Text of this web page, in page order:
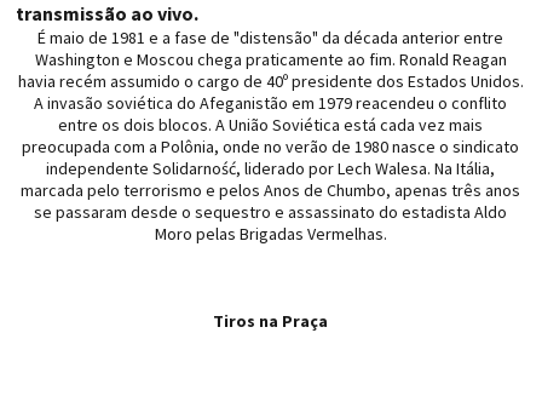
transmissão ao vivo.
É maio de 1981 e a fase de "distensão" da década anterior entre
Washington e Moscou chega praticamente ao fim. Ronald Reagan
havia recém assumido o cargo de 40º presidente dos Estados Unidos.
A invasão soviética do Afeganistão em 1979 reacendeu o conflito
entre os dois blocos. A União Soviética está cada vez mais
preocupada com a Polônia, onde no verão de 1980 nasce o sindicato
independente Solidarność, liderado por Lech Walesa. Na Itália,
marcada pelo terrorismo e pelos Anos de Chumbo, apenas três anos
se passaram desde o sequestro e assassinato do estadista Aldo
Moro pelas Brigadas Vermelhas.
Tiros na Praça